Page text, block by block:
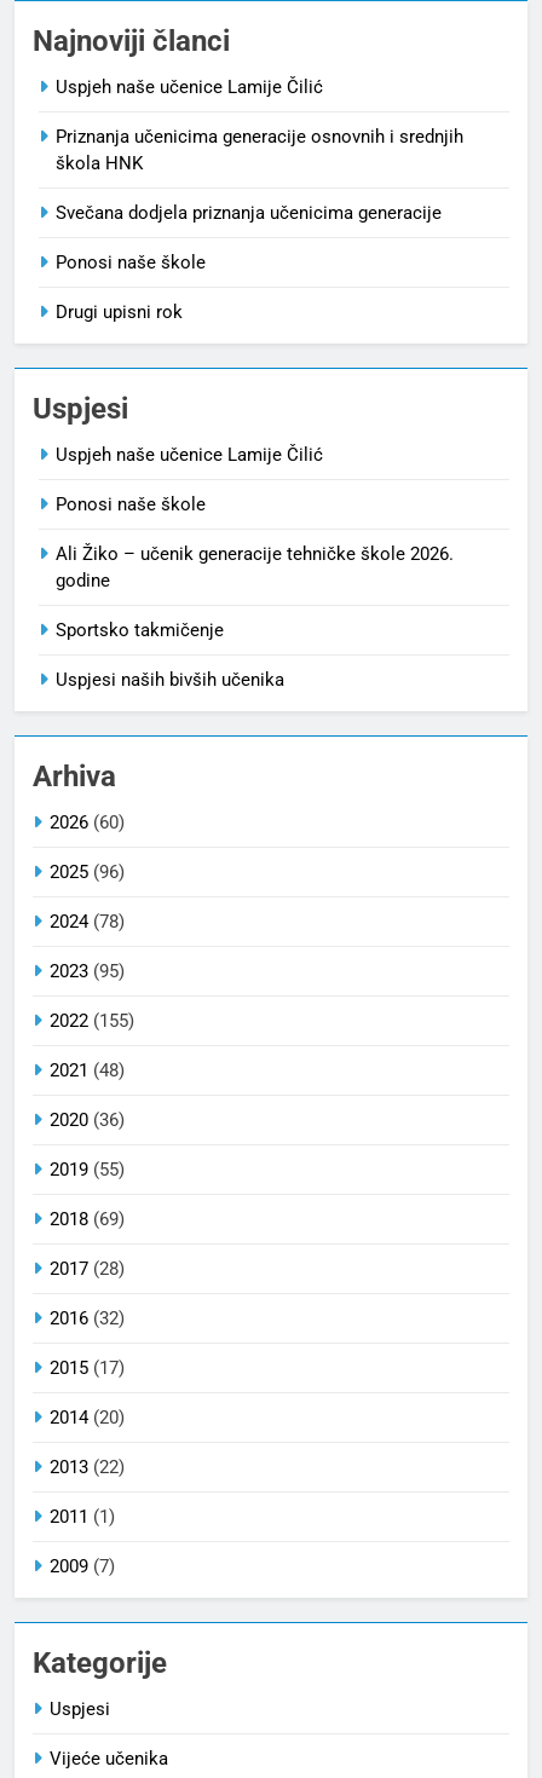
Najnoviji članci
Uspjeh naše učenice Lamije Čilić
Priznanja učenicima generacije osnovnih i srednjih
škola HNK
Svečana dodjela priznanja učenicima generacije
Ponosi naše škole
Drugi upisni rok
Uspjesi
Uspjeh naše učenice Lamije Čilić
Ponosi naše škole
Ali Žiko – učenik generacije tehničke škole 2026.
godine
Sportsko takmičenje
Uspjesi naših bivših učenika
Arhiva
2026 (60)
2025 (96)
2024(78)
2023 (95)
2022 (155)
2021 (48)
2020 (36)
2019 (55)
2018 (69)
2017 (28)
2016 (32)
2015 (17)
2014(20)
2013 (22)
2011 (1)
2009 (7)
Kategorije
Uspjesi
Vijeće učenika